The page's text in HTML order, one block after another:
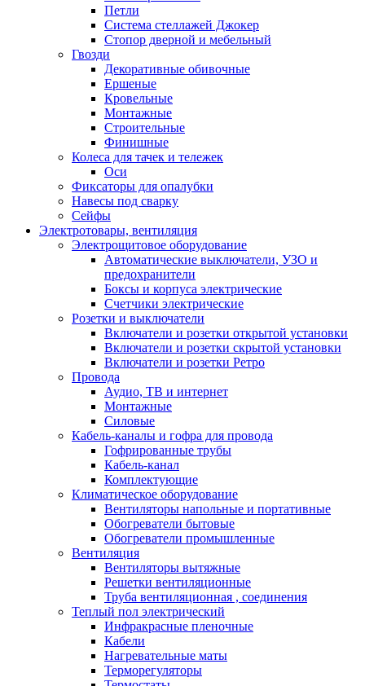
Петли
Система стеллажей Джокер
Стопор дверной и мебельный
Гвозди
Декоративные обивочные
Ершеные
Кровельные
Монтажные
Строительные
Финишные
Колеса для тачек и тележек
Оси
Фиксаторы для опалубки
Навесы под сварку
Сейфы
Электротовары, вентиляция
Электрощитовое оборудование
Автоматические выключатели, УЗО и
предохранители
Боксы и корпуса электрические
Счетчики электрические
Розетки и выключатели
Включатели и розетки открытой установки
Включатели и розетки скрытой установки
Включатели и розетки Ретро
Провода
Аудио, ТВ и интернет
Монтажные
Силовые
Кабель-каналы и гофра для провода
Гофрированные трубы
Кабель-канал
Комплектующие
Климатическое оборудование
Вентиляторы напольные и портативные
Обогреватели бытовые
Обогреватели промышленные
Вентиляция
Вентиляторы вытяжные
Решетки вентиляционные
Труба вентиляционная , соединения
Теплый пол электрический
Инфракрасные пленочные
Кабели
Нагревательные маты
Терморегуляторы